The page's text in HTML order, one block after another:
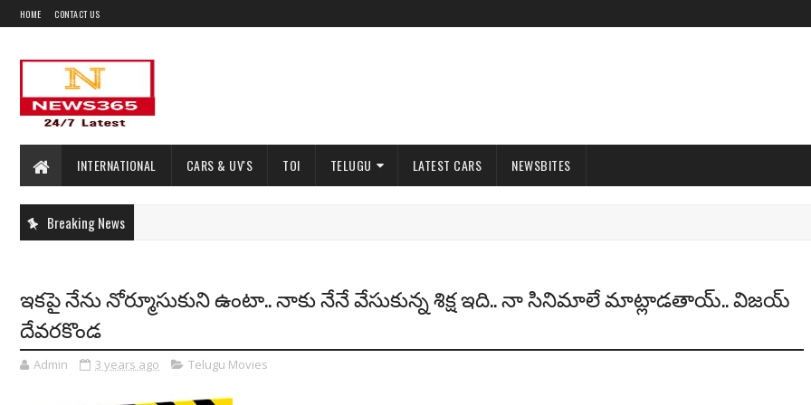
HOME CONTACT US
INTERNATIONAL CARS & UV'S TOI TELUGU LATEST CARS NEWSBITES
Breaking News
ఇకపై నేను నోర్మూసుకుని ఉంటా.. నాకు నేనే వేసుకున్న శిక్ష ఇది.. నా సినిమాలే మాట్లాడతాయ్.. విజయ్
దేవరకొండ
Admin 3 years ago Telugu Movies